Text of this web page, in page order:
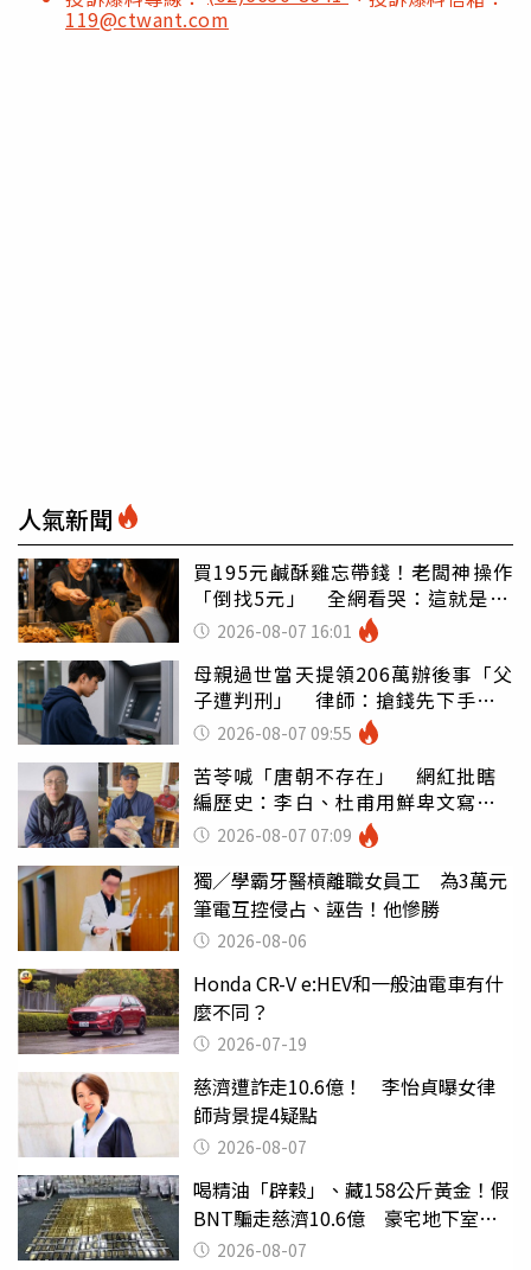
119@ctwant.com
人氣新聞
買195元鹹酥雞忘帶錢！老闆神操作
「倒找5元」 全網看哭：這就是台
灣 2026-08-07 16:01
母親過世當天提領206萬辦後事「父
子遭判刑」 律師：搶錢先下手是
罪 2026-08-07 09:55
苦苓喊「唐朝不存在」 網紅批瞎
編歷史：李白、杜甫用鮮卑文寫
詩？2026-08-07 07:09
獨／學霸牙醫槓離職女員工 為3萬元
筆電互控侵占、誣告！他慘勝
2026-08-06
Honda CR-V e:HEV和一般油電車有什
麼不同？
2026-07-19
慈濟遭詐走10.6億！ 李怡貞曝女律
師背景提4疑點
2026-08-07
喝精油「辟穀」、藏158公斤黃金！假
BNT騙走慈濟10.6億 豪宅地下室竟
挖出乾鮑金庫
2026-08-07